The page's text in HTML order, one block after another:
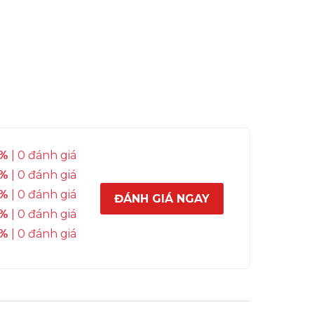
| 0 đánh giá
| 0 đánh giá
| 0 đánh giá
| 0 đánh giá
| 0 đánh giá
ĐÁNH GIÁ NGAY